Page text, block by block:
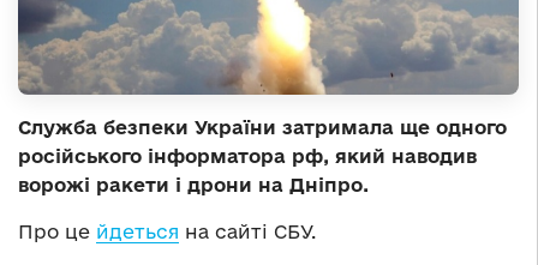
Служба безпеки України затримала ще одного
російського інформатора рф, який наводив
ворожі ракети і дрони на Дніпро.
Про це йдеться на сайті СБУ.